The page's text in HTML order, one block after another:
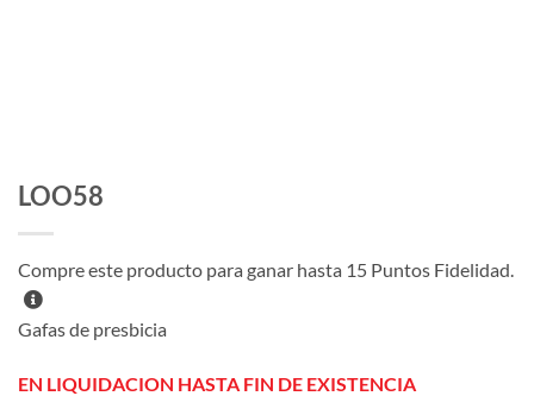
LOO58
Compre este producto para ganar hasta 15 Puntos Fidelidad.
Gafas de presbicia
EN LIQUIDACION HASTA FIN DE EXISTENCIA